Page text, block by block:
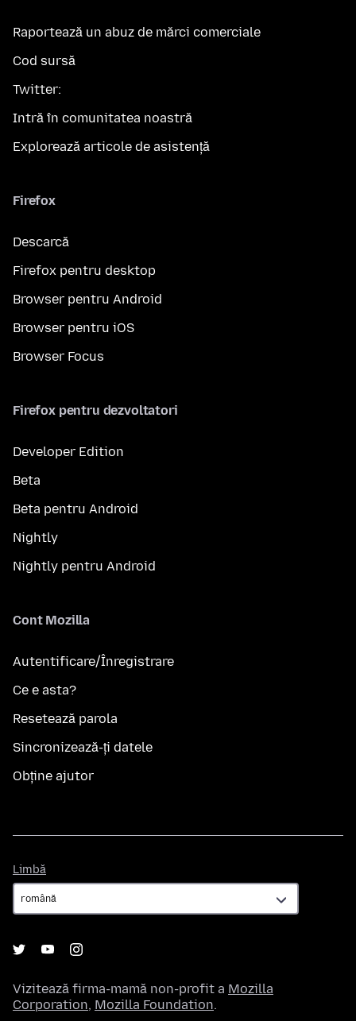
Raportează un abuz de mărci comerciale
Cod sursă
Twitter:
Intră în comunitatea noastră
Explorează articole de asistență
Firefox
Descarcă
Firefox pentru desktop
Browser pentru Android
Browser pentru iOS
Browser Focus
Firefox pentru dezvoltatori
Developer Edition
Beta
Beta pentru Android
Nightly
Nightly pentru Android
Cont Mozilla
Autentificare/Înregistrare
Ce e asta?
Resetează parola
Sincronizează-ți datele
Obține ajutor
Limbă
Vizitează firma-mamă non-profit a Mozilla
Corporation, Mozilla Foundation.